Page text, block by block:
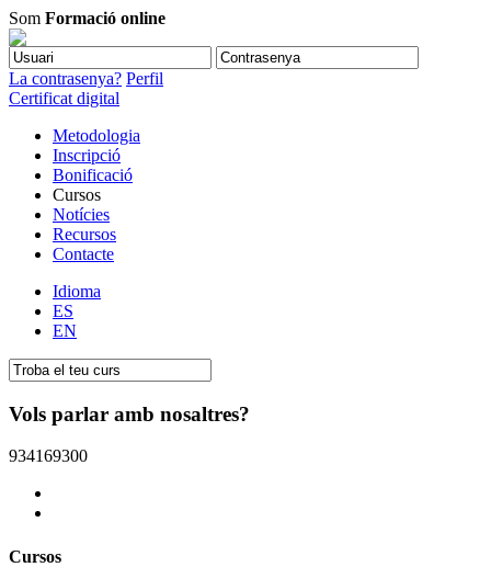
Som Formació online
La contrasenya? Perfil
Certificat digital
Metodologia
Inscripció
Bonificació
Cursos
Notícies
Recursos
Contacte
Idioma
ES
EN
Vols parlar amb nosaltres?
934169300
Cursos